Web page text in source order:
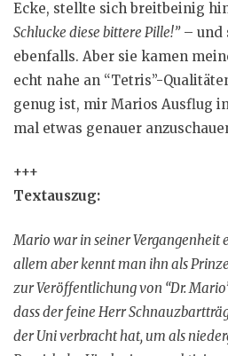
Ecke, stellte sich breitbeinig
Schlucke diese bittere Pille!”– und
ebenfalls. Aber sie kamen
echt nahe an “Tetris”-
genug ist, mir Marios Ausflug
mal etwas genauer
+++
Textauszug:
Mario war in seiner Vergangenheit
allem aber kennt man ihn als
zur Veröffentlichung von “Dr.
dass der feine Herr
der Uni verbracht hat, um als